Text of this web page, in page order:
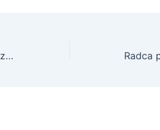
Co to jest i kiedy na fakturze trzeba umieszczać kod GTU?